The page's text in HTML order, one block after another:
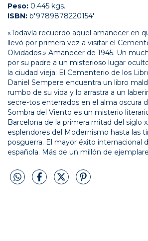
Peso: 0.445 kgs.
ISBN: b'9789878220154'
«Todavía recuerdo aquel amanecer en
llevó por primera vez a visitar el
Olvidados.» Amanecer de 1945. Un
por su padre a un misterioso lugar
la ciudad vieja: El Cementerio de los
Daniel Sempere encuentra un libro
rumbo de su vida y lo arrastra a un
secre-tos enterrados en el alma oscura
Sombra del Viento es un misterio
Barcelona de la primera mitad del siglo
esplendores del Modernismo hasta las
posguerra. El mayor éxito internacional
española. Más de un millón de